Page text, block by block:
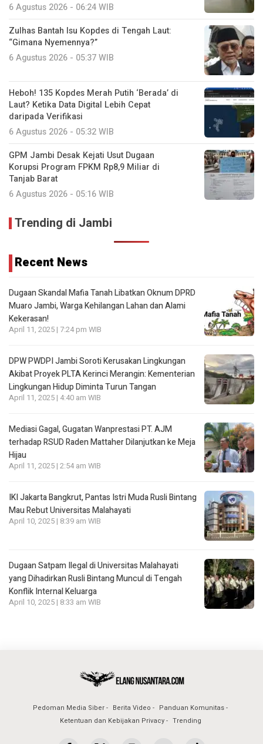
6 Agustus 2026 - 06:24 WIB
Zulhas Bantah Isu Kopdes di Tengah Laut:
“Gimana Nyemennya?”
6 Agustus 2026 - 05:37 WIB
Heboh! 135 Kopdes Merah Putih ‘Berada’ di
Laut? Ketika Data Digital Lebih Cepat
daripada Verifikasi
6 Agustus 2026 - 05:32 WIB
GPM Jambi Desak Kejati Usut Dugaan
Korupsi Program FPKM Rp8,9 Miliar di
Tanjab Barat
6 Agustus 2026 - 05:16 WIB
Trending di Jambi
Recent News
Dugaan Skandal Mafia Tanah Libatkan Oknum DPRD
Muaro Jambi, Warga Kehilangan Lahan dan Alami
Kekerasan!
April 11, 2025 | 7:24 pm WIB
DPW PWDPI Jambi Soroti Kerusakan Lingkungan
Akibat Proyek PLTA Kerinci Merangin: Kementerian
Lingkungan Hidup Diminta Turun Tangan
April 11, 2025 | 4:40 am WIB
Mediasi Gagal, Gugatan Wanprestasi PT. AJM
terhadap RSUD Raden Mattaher Dilanjutkan ke Meja
Hijau
April 11, 2025 | 2:54 am WIB
IKI Jakarta Bangkrut, Pantas Istri Muda Rusli Bintang
Mau Rebut Universitas Malahayati
April 10, 2025 | 8:39 am WIB
Dugaan Satpam Ilegal di Universitas Malahayati
yang Dihadirkan Rusli Bintang Muncul di Tengah
Konflik Internal Keluarga
April 10, 2025 | 8:33 am WIB
Pedoman Media Siber Berita Video
Panduan Komunitas
Ketentuan dan Kebijakan Privacy
Trending